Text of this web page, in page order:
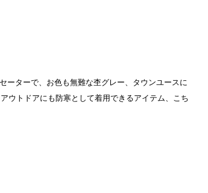
ーターで、お色も無難な杢グレー、タウンユースに
ウトドアにも防寒として着用できるアイテム、こち